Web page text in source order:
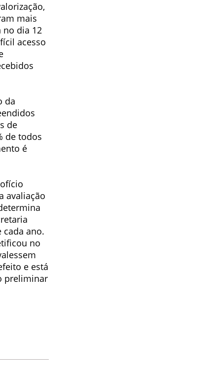
mais
no dia 12
acesso
da
de
de todos
é
avaliação
cada ano.
no
e está
preliminar